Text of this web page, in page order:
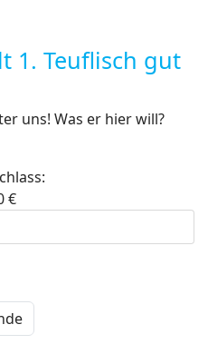
1. Teuflisch gut
uns! Was er hier will?
€